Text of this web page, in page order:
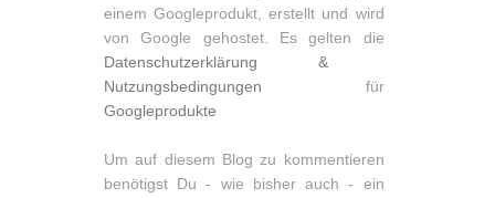
einem Googleprodukt, erstellt und wird
von Google gehostet. Es gelten die
Datenschutzerklärung &
Nutzungsbedingungen
für
Googleprodukte
Um auf diesem Blog zu kommentieren
benötigst Du - wie bisher auch - ein